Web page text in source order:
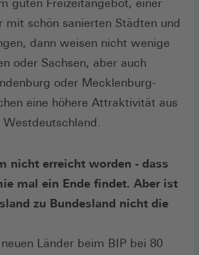
guten Freizeitangebot, einer
mit schön sanierten Städten und
dann weisen nicht wenige
oder Sachsen, aber auch
oder Mecklenburg-
eine höhere Attraktivität aus
nicht erreicht worden - dass
mal ein Ende findet. Aber ist
zu Bundesland nicht die
Länder beim BIP bei 80